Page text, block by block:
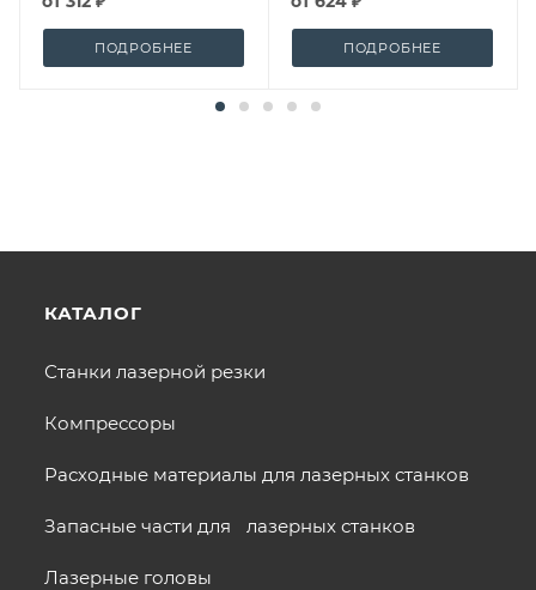
ПОДРОБНЕЕ ПОДРОБНЕЕ
КАТАЛОГ
Станки лазерной резки
Компрессоры
Расходные материалы для лазерных станков
Запасные части для лазерных станков
Лазерные головы